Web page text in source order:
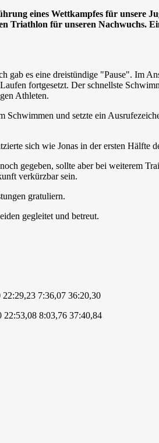
eines Wettkampfes für unsere
Triathlon für unseren Nachwuchs.
gab es eine dreistündige "Pause". Im
fortgesetzt. Der schnellste
Athleten.
Schwimmen und setzte ein
sich wie Jonas in der ersten Hälfte
gegeben, sollte aber bei weiterem
verkürzbar sein.
gratuliern.
gegleitet und betreut.
7:36,07 36:20,30
8:03,76 37:40,84